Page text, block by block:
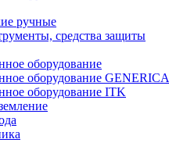
ручные
средства защиты
оборудование
оборудование GENERICA
оборудование ITK